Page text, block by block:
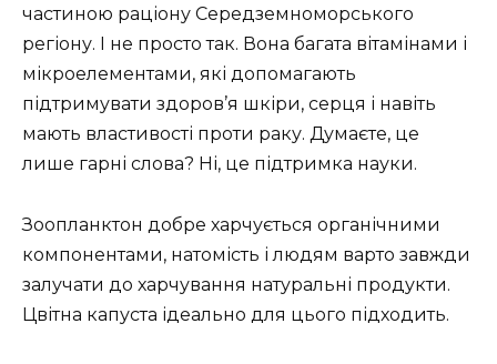
частиною раціону Середземноморського
регіону. І не просто так. Вона багата вітамінами і
мікроелементами, які допомагають
підтримувати здоров’я шкіри, серця і навіть
мають властивості проти раку. Думаєте, це
лише гарні слова? Ні, це підтримка науки.
Зоопланктон добре харчується органічними
компонентами, натомість і людям варто завжди
залучати до харчування натуральні продукти.
Цвітна капуста ідеально для цього підходить.